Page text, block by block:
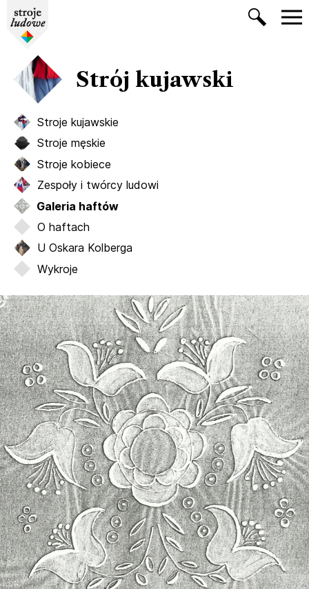
Strój kujawski
Stroje kujawskie
Stroje męskie
Stroje kobiece
Zespoły i twórcy ludowi
Galeria haftów
O haftach
U Oskara Kolberga
Wykroje